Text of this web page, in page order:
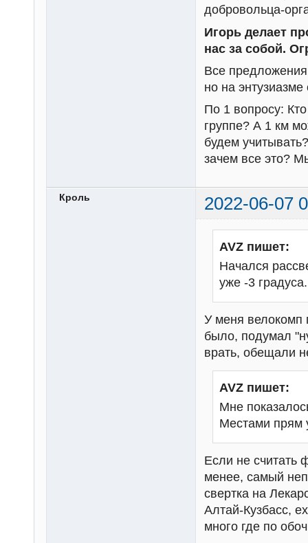
добровольца-
Игорь делает
нас за собой.
Все
но на
По 1 вопросу:
группе? А 1 км
будем
зачем все это?
Кроль 2022-06-07
AVZ пишет:
Начался
уже -3 градуса.
У меня велокомп
было, подумал
врать, обещали
AVZ пишет:
Мне
Местами прям
Если не считать
менее, самый
свертка на
Алтай-Кузбасс,
много где по